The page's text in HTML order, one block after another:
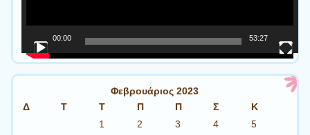
00:00 53:27
Φεβρουάριος 2023
Δ
Τ Τ Π Π Σ
Κ
1
2 3 4
5